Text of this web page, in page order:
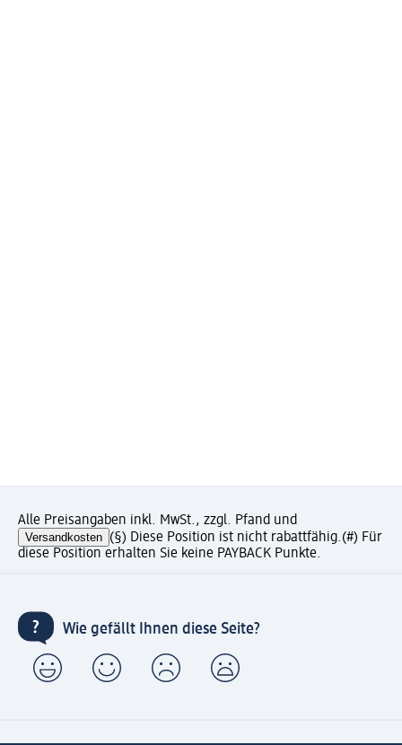
Alle Preisangaben inkl. MwSt., zzgl. Pfand und
Versandkosten (§) Diese Position ist nicht rabattfähig.(#) Für
diese Position erhalten Sie keine PAYBACK Punkte.
Wie gefällt Ihnen diese Seite?